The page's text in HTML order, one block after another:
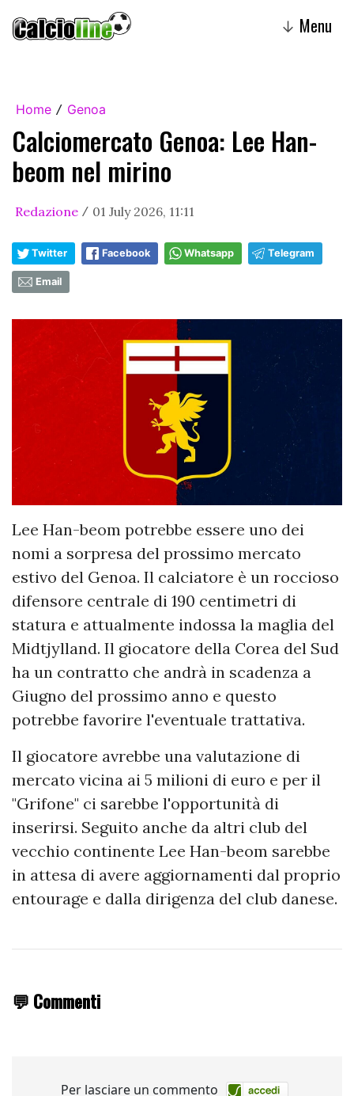
↓ Menu
Home / Genoa
Calciomercato Genoa: Lee Han-
beom nel mirino
Redazione / 01 July 2026, 11:11
Twitter Facebook Whatsapp Telegram
Email
Lee Han-beom potrebbe essere uno dei
nomi a sorpresa del prossimo mercato
estivo del Genoa. Il calciatore è un roccioso
difensore centrale di 190 centimetri di
statura e attualmente indossa la maglia del
Midtjylland. Il giocatore della Corea del Sud
ha un contratto che andrà in scadenza a
Giugno del prossimo anno e questo
potrebbe favorire l'eventuale trattativa.
Il giocatore avrebbe una valutazione di
mercato vicina ai 5 milioni di euro e per il
"Grifone" ci sarebbe l'opportunità di
inserirsi. Seguito anche da altri club del
vecchio continente Lee Han-beom sarebbe
in attesa di avere aggiornamenti dal proprio
entourage e dalla dirigenza del club danese.
💬 Commenti